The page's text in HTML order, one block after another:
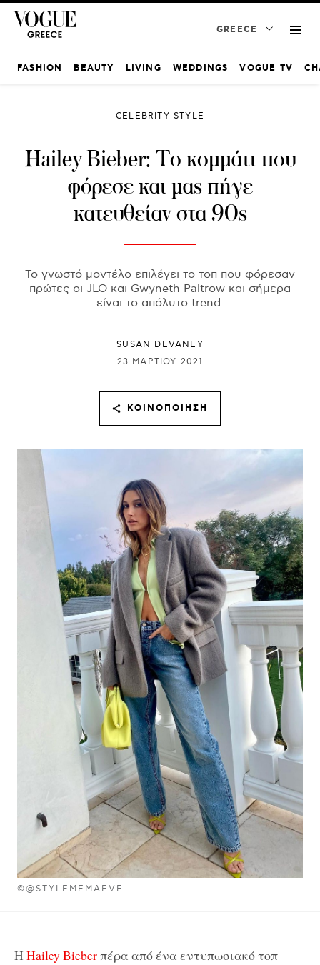
GREECE
FASHION BEAUTY LIVING WEDDINGS VOGUE TV
©@STYLEMEMAEVE
CELEBRITY STYLE
Hailey Bieber: Το κομμάτι που
φόρεσε και μας πήγε
κατευθείαν στα 90s
Το γνωστό μοντέλο επιλέγει το τοπ που φόρεσαν
πρώτες οι JLO και Gwyneth Paltrow και σήμερα
είναι το απόλυτο trend.
SUSAN DEVANEY
23 ΜΑΡΤΊΟΥ 2021
ΚΟΙΝΟΠΟΊΗΣΗ
Η Hailey Bieberπέρα από ένα εντυπωσιακό τοπ